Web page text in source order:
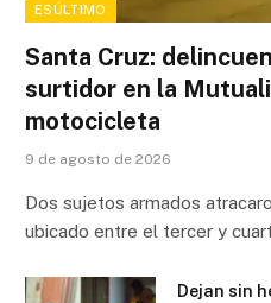
ESÚLTIMO
Santa Cruz:
surtidor en la
motocicleta
9 de agosto de 2026
Dos sujetos armados
ubicado entre el tercer y
Dejan sin